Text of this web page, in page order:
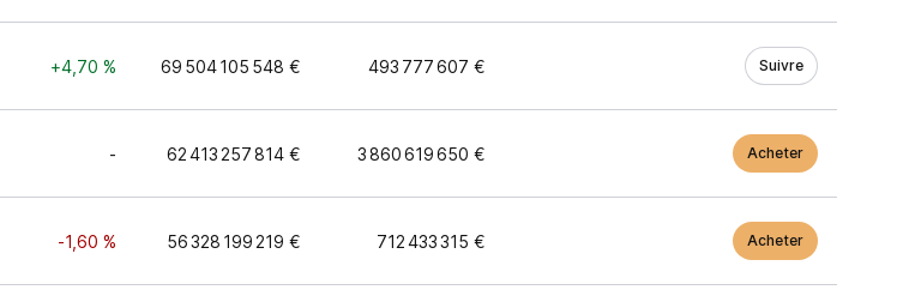
+4,70 % 69 504 105 548 € 493 777 607 € Suivre
- 62 413 257 814 € 3 860 619 650 € Acheter
-1,60 % 56 328 199 219 € 712 433 315 € Acheter